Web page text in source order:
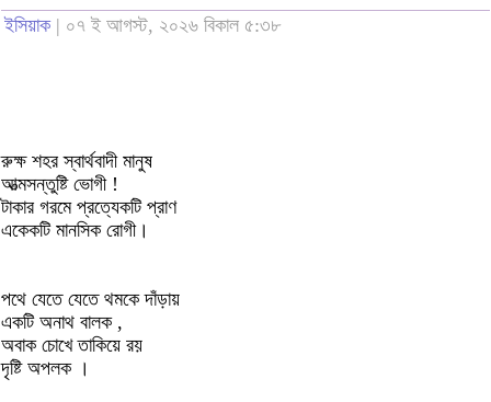
ইসিয়াক| ০৭ ই আগস্ট, ২০২৬ বিকাল ৫:৩৮
রুক্ষ শহর স্বার্থবাদী মানুষ
আত্মসন্তুষ্টি ভোগী !
টাকার গরমে প্রত্যেকটি প্রাণ
একেকটি মানসিক রোগী।
পথে যেতে যেতে থমকে দাঁড়ায়
একটি অনাথ বালক ,
অবাক চোখে তাকিয়ে রয়
দৃষ্টি অপলক ।